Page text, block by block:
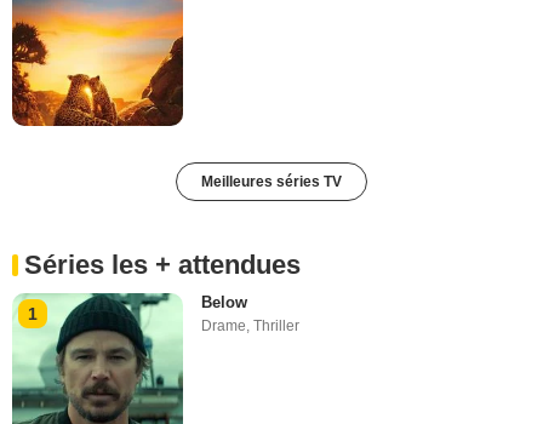
Meilleures séries TV
Séries les + attendues
1
Below
Drame,Thriller